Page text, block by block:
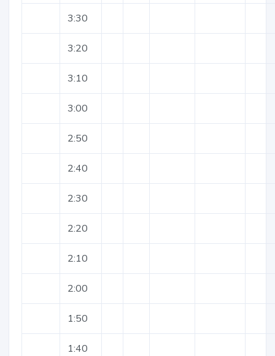
3:30
3:20
3:10
3:00
2:50
2:40
2:30
2:20
2:10
2:00
1:50
1:40